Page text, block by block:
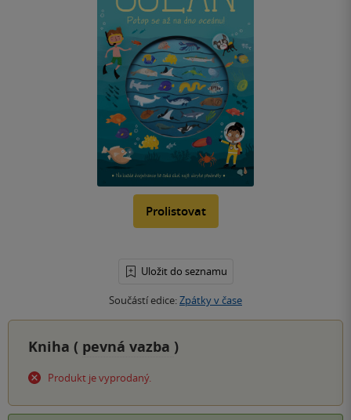
Prolistovat
Uložit do seznamu
Součástí edice:Zpátky v čase
Kniha ( pevná vazba )
Produkt je vyprodaný.